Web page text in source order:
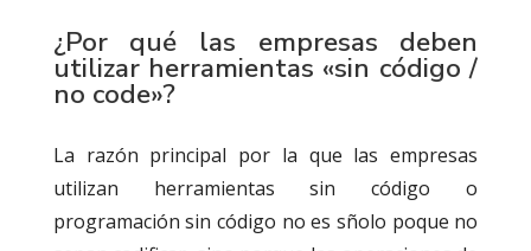
¿Por qué las empresas deben
utilizar herramientas «sin código /
no code»?
La razón principal por la que las empresas
utilizan herramientas sin código o
programación sin código no es sñolo poque no